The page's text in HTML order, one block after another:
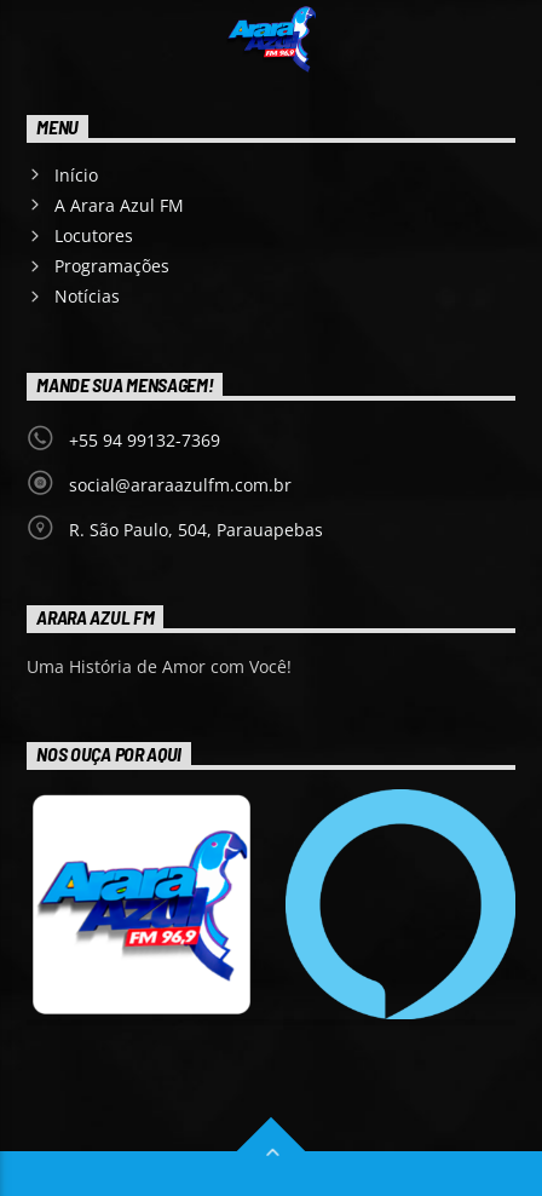
MENU
Início
A Arara Azul FM
Locutores
Programações
Notícias
MANDE SUA MENSAGEM!
+55 94 99132-7369
social@araraazulfm.com.br
R. São Paulo, 504, Parauapebas
ARARA AZUL FM
Uma História de Amor com Você!
NOS OUÇA POR AQUI